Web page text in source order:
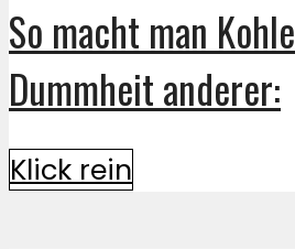
So macht man
Dummheit anderer:
Klick rein